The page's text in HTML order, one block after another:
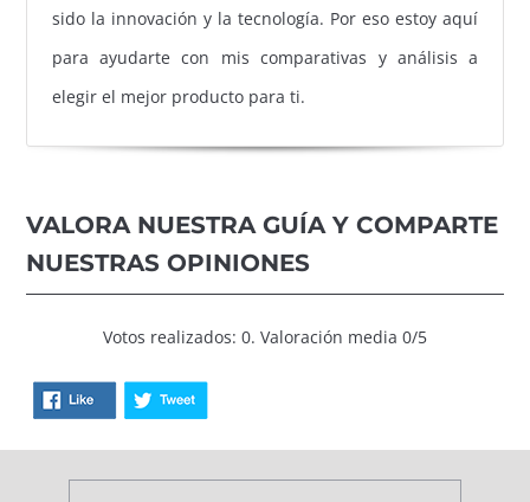
sido la innovación y la tecnología. Por eso estoy aquí
para ayudarte con mis comparativas y análisis a
elegir el mejor producto para ti.
VALORA NUESTRA GUÍA Y COMPARTE
NUESTRAS OPINIONES
Votos realizados: 0. Valoración media 0/5